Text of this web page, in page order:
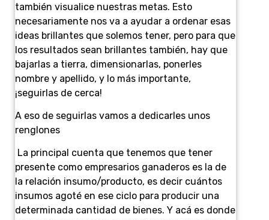
también visualice nuestras metas. Esto
necesariamente nos va a ayudar a ordenar esas
ideas brillantes que solemos tener, pero para que
los resultados sean brillantes también, hay que
bajarlas a tierra, dimensionarlas, ponerles
nombre y apellido, y lo más importante,
¡seguirlas de cerca!
A eso de seguirlas vamos a dedicarles unos
renglones
La principal cuenta que tenemos que tener
presente como empresarios ganaderos es la de
la relación insumo/producto, es decir cuántos
insumos agoté en ese ciclo para producir una
determinada cantidad de bienes. Y acá es donde